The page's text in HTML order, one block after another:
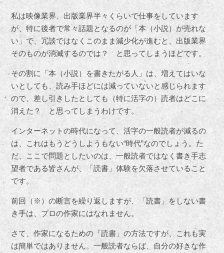
私は映像業界、出版業界半々くらいで仕事をしています
が、特に後者で常々話題となるのが「本（小説）が売れな
い」で、冗談ではなくこのまま減少化が進むと、出版業界
そのものが消滅するのでは？ と思ってしまうほどです。
その割に「本（小説）を書きたがる人」は、増えてはいな
いとしても、読み手ほどには減っていないと感じられます
ので、差し引きしたとしても（特に活字の）読者はどこに
消えた？ と思ってしまうわけです。
インターネットの時代になって、活字の一般読者が減るの
は、これはもうどうしようもない“時代”なのでしょう。た
だ、ここで問題としたいのは、一般読者ではなく書き手志
望者である皆さんが、「読書」体験を欠落させていること
です。
前回（※）の断言を繰り返しますが、「読書」をしない書
き手は、プロの作家にはなれません。
さて、作家になるための「読書」の方法ですが、これも実
は簡単ではありません。一般読者ならば、自分の好きな作